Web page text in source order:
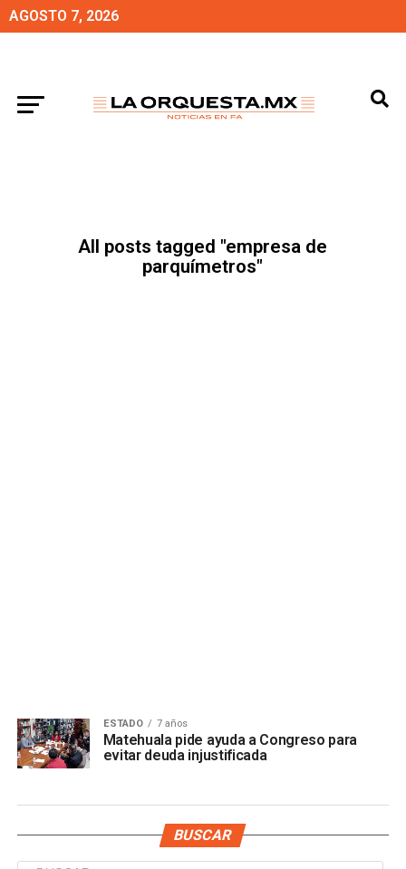
AGOSTO 7, 2026
All posts tagged "empresa de
parquímetros"
ESTADO 7 años
Matehuala pide ayuda a Congreso para
evitar deuda injustificada
BUSCAR